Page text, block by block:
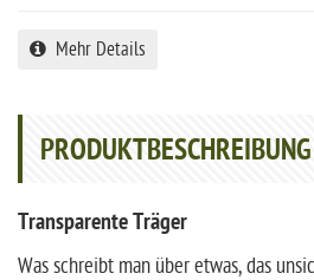
Mehr Details
PRODUKTBESCHREIBUNG
Transparente Träger
Was schreibt man über etwas, das